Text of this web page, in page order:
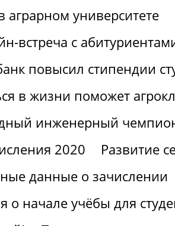
аграрном университете
встреча с
повысил стипендии
в жизни поможет
инженерный
2020
Развитие
данные о зачислении
о начале учёбы для